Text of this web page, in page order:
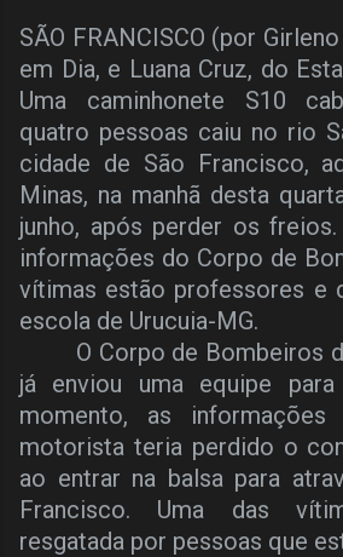
SÃO FRANCISCO (por
em Dia, e Luana Cruz, do
Uma caminhonete S10
quatro pessoas caiu no rio
cidade de São Francisco,
Minas, na manhã desta
junho, após perder os
informações do Corpo de
vítimas estão professores e
escola de Urucuia-MG.
O Corpo de Bombeiros
já enviou uma equipe
momento, as
motorista teria perdido o
ao entrar na balsa para
Francisco. Uma das
resgatada por pessoas que